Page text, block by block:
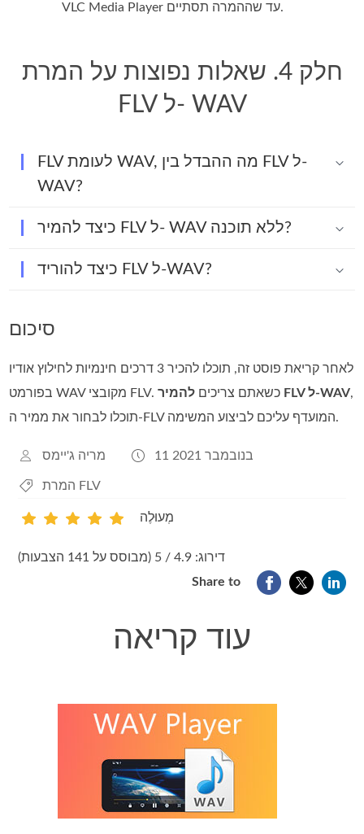
VLC Media Player עד שההמרה תסתיים.
חלק 4. שאלות נפוצות על המרת
FLV ל- WAV
FLV לעומת WAV, מה ההבדל בין FLV ל-
WAV?
כיצד להמיר FLV ל- WAV ללא תוכנה?
כיצד להוריד FLV ל-WAV?
סיכום
לאחר קריאת פוסט זה, תוכלו להכיר 3 דרכים חינמיות לחילוץ אודיו
בפורמט WAV מקובצי FLV. כשאתם צריכים
להמיר FLV ל‑WAV,
תוכלו לבחור את ממיר ה‑FLV המועדף עליכם לביצוע המשימה.
מריה ג'יימס 11 בנובמבר 2021
המרת FLV
מְעוּלֶה
דירוג: 4.9 / 5 (מבוסס על 141 הצבעות)
Share to
עוד קריאה